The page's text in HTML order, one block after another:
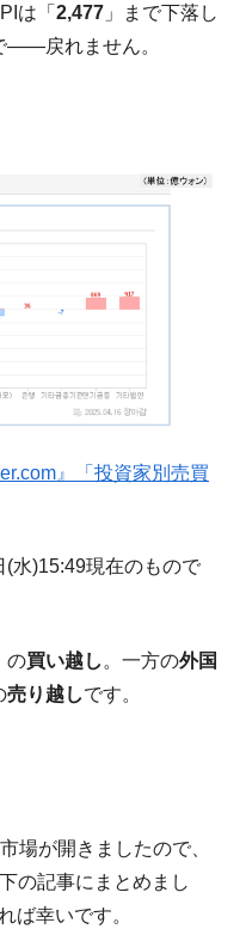
丸刈りになって抗議活
況は決して良くない。
国消費者院が『クーパ
定 ⇒ 総額3兆7,000億
の次世代駆逐艦
示
安が急進！ 日米の協調
。6カ月で対前年同期比
極右勢力」のプラカー
だってば。
バレッジETFの清算は
』株価暴落で200兆蒸
場！
した」⇒ 耐久性「なさす
は「 2,477 」まで下落し
――戻れません。
』「投資家別売買
水)15:49現在のもので
の買い越し 。一方の外国
売り越しです。
場が開きましたので、
の記事にまとめまし
ば幸いです。